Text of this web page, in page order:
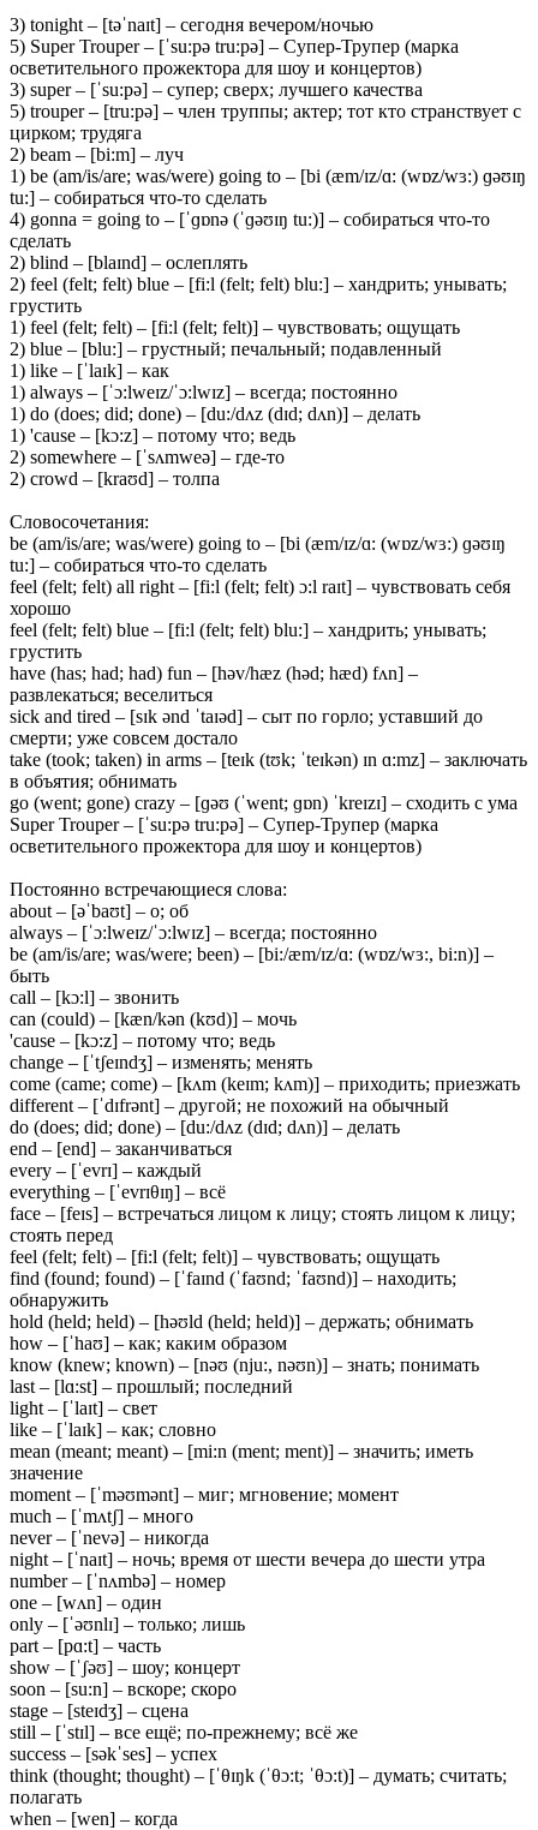
3) tonight – [təˈnaɪt] – сегодня вечером/ночью
5) Super Trouper – [ˈsu:pə tru:pə] – Супер-Трупер (марка
осветительного прожектора для шоу и концертов)
3) super – [ˈsu:pə] – супер; сверх; лучшего качества
5) trouper – [tru:pə] – член труппы; актер; тот кто странствует с
цирком; трудяга
2) beam – [bi:m] – луч
1) be (am/is/are; was/were) going to – [bi (æm/ɪz/ɑ: (wɒz/wɜ:) ɡəʊɪŋ
tu:] – собираться что-то сделать
4) gonna = going to – [ˈɡɒnə (ˈɡəʊɪŋ tu:)] – собираться что-то
сделать
2) blind – [blaɪnd] – ослеплять
2) feel (felt; felt) blue – [fi:l (felt; felt) blu:] – хандрить; унывать;
грустить
1) feel (felt; felt) – [fi:l (felt; felt)] – чувствовать; ощущать
2) blue – [blu:] – грустный; печальный; подавленный
1) like – [ˈlaɪk] – как
1) always – [ˈɔ:lweɪz/ˈɔ:lwɪz] – всегда; постоянно
1) do (does; did; done) – [du:/dʌz (dɪd; dʌn)] – делать
1) 'cause – [kɔ:z] – потому что; ведь
2) somewhere – [ˈsʌmweə] – где-то
2) crowd – [kraʊd] – толпа
Словосочетания:
be (am/is/are; was/were) going to – [bi (æm/ɪz/ɑ: (wɒz/wɜ:) ɡəʊɪŋ
tu:] – собираться что-то сделать
feel (felt; felt) all right – [fi:l (felt; felt) ɔ:l raɪt] – чувствовать себя
хорошо
feel (felt; felt) blue – [fi:l (felt; felt) blu:] – хандрить; унывать;
грустить
have (has; had; had) fun – [həv/hæz (həd; hæd) fʌn] –
развлекаться; веселиться
sick and tired – [sɪk ənd ˈtaɪəd] – сыт по горло; уставший до
смерти; уже совсем достало
take (took; taken) in arms – [teɪk (tʊk; ˈteɪkən) ɪn ɑ:mz] – заключать
в объятия; обнимать
go (went; gone) crazy – [ɡəʊ (ˈwent; ɡɒn) ˈkreɪzɪ] – сходить с ума
Super Trouper – [ˈsu:pə tru:pə] – Супер-Трупер (марка
осветительного прожектора для шоу и концертов)
Постоянно встречающиеся слова:
about – [əˈbaʊt] – о; об
always – [ˈɔ:lweɪz/ˈɔ:lwɪz] – всегда; постоянно
be (am/is/are; was/were; been) – [bi:/æm/ɪz/ɑ: (wɒz/wɜ:, bi:n)] –
быть
call – [kɔ:l] – звонить
can (could) – [kæn/kən (kʊd)] – мочь
'cause – [kɔ:z] – потому что; ведь
change – [ˈtʃeɪndʒ] – изменять; менять
come (came; come) – [kʌm (keɪm; kʌm)] – приходить; приезжать
different – [ˈdɪfrənt] – другой; не похожий на обычный
do (does; did; done) – [du:/dʌz (dɪd; dʌn)] – делать
end – [end] – заканчиваться
every – [ˈevrɪ] – каждый
everything – [ˈevrɪθɪŋ] – всё
face – [feɪs] – встречаться лицом к лицу; стоять лицом к лицу;
стоять перед
feel (felt; felt) – [fi:l (felt; felt)] – чувствовать; ощущать
find (found; found) – [ˈfaɪnd (ˈfaʊnd; ˈfaʊnd)] – находить;
обнаружить
hold (held; held) – [həʊld (held; held)] – держать; обнимать
how – [ˈhaʊ] – как; каким образом
know (knew; known) – [nəʊ (nju:, nəʊn)] – знать; понимать
last – [lɑ:st] – прошлый; последний
light – [ˈlaɪt] – свет
like – [ˈlaɪk] – как; словно
mean (meant; meant) – [mi:n (ment; ment)] – значить; иметь
значение
moment – [ˈməʊmənt] – миг; мгновение; момент
much – [ˈmʌtʃ] – много
never – [ˈnevə] – никогда
night – [ˈnaɪt] – ночь; время от шести вечера до шести утра
number – [ˈnʌmbə] – номер
one – [wʌn] – один
only – [ˈəʊnlɪ] – только; лишь
part – [pɑ:t] – часть
show – [ˈʃəʊ] – шоу; концерт
soon – [su:n] – вскоре; скоро
stage – [steɪdʒ] – сцена
still – [ˈstɪl] – все ещё; по-прежнему; всё же
success – [səkˈses] – успех
think (thought; thought) – [ˈθɪŋk (ˈθɔ:t; ˈθɔ:t)] – думать; считать;
полагать
when – [wen] – когда